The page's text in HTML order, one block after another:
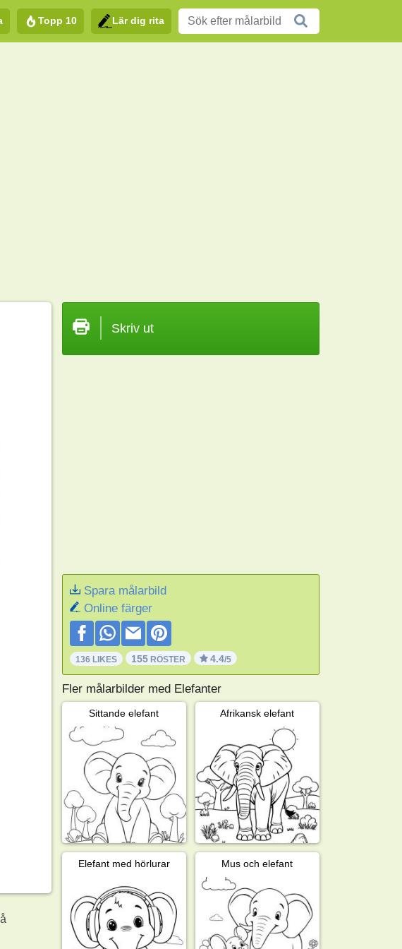
Topp 10 Lär dig rita
Skriv ut
Spara målarbild
Online färger
136 LIKES 155RÖSTER 4.4/5
Fler målarbilder med Elefanter
Sittande elefant Afrikansk elefant
Elefant med hörlurar Mus och elefant